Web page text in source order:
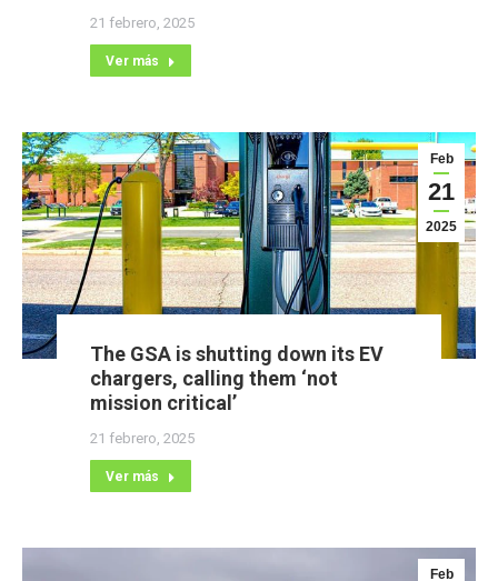
21 febrero, 2025
Ver más
Feb
21
2025
The GSA is shutting down its EV
chargers, calling them ‘not
mission critical’
21 febrero, 2025
Ver más
Feb